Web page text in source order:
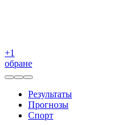
+1
обране
Результаты
Прогнозы
Спорт